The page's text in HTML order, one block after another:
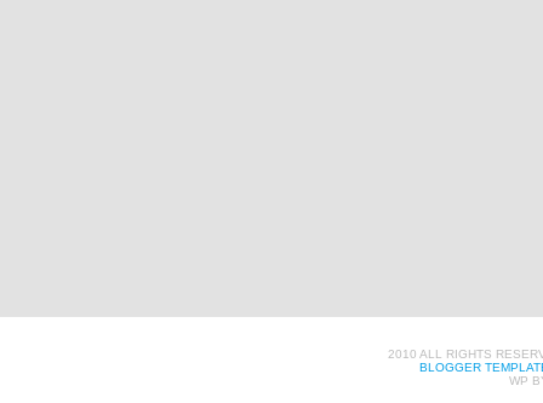
2010 ALL RIGHTS
BLOGGER
WP